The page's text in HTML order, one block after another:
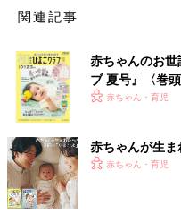
「あっても言えない」とい
た。
そもそも洗髪の際に、「ど
「どこか流し足りないとこ
んに聞きました。
――「かゆいところはありま
ありますか？」などの声が
関連記事
赤ちゃんのお
ブ 夏号』〈巻
く！ おっぱい
赤ちゃん・育児
赤ちゃんが生ま
赤ちゃん・育児